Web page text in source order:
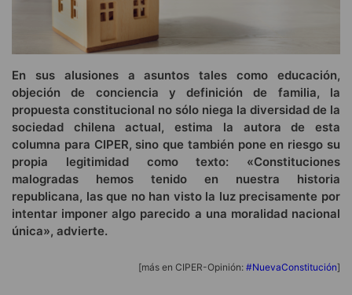
En sus alusiones a asuntos tales como educación,
objeción de conciencia y definición de familia, la
propuesta constitucional no sólo niega la diversidad de la
sociedad chilena actual, estima la autora de esta
columna para CIPER, sino que también pone en riesgo su
propia legitimidad como texto: «Constituciones
malogradas hemos tenido en nuestra historia
republicana, las que no han visto la luz precisamente por
intentar imponer algo parecido a una moralidad nacional
única», advierte.
[más en CIPER-Opinión: #NuevaConstitución]